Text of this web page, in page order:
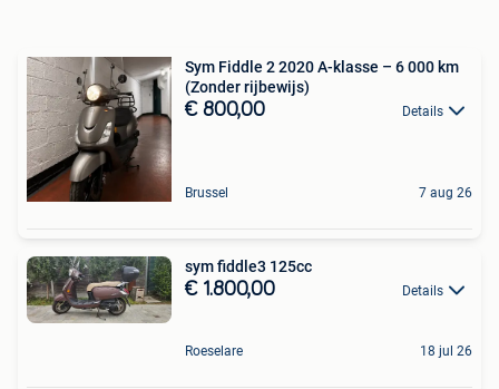
Sym Fiddle 2 2020 A-klasse – 6 000 km
(Zonder rijbewijs)
€ 800,00 Details
Brussel 7 aug 26
sym fiddle3 125cc
€ 1.800,00 Details
Roeselare 18 jul 26